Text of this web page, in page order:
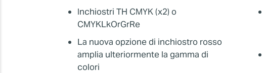
Inchiostri TH CMYK (x2) o
CMYKLkOrGrRe
La nuova opzione di inchiostro rosso
amplia ulteriormente la gamma di
colori